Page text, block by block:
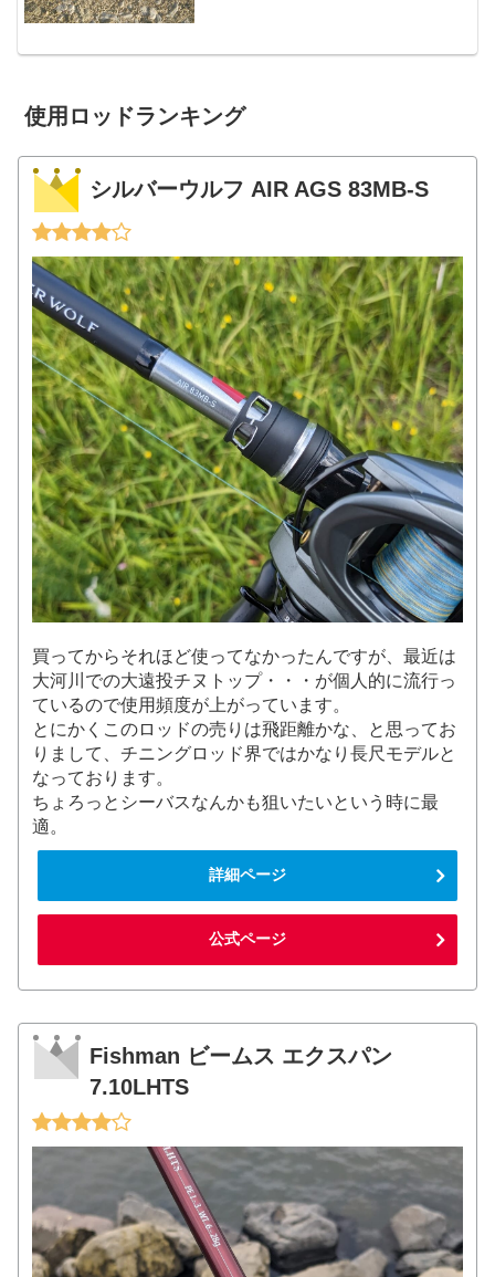
海が荒れてようと、海は穏やか...
使用ロッドランキング
シルバーウルフ AIR AGS 83MB-S
買ってからそれほど使ってなかったんですが、最近は
大河川での大遠投チヌトップ・・・が個人的に流行っ
ているので使用頻度が上がっています。
とにかくこのロッドの売りは飛距離かな、と思ってお
りまして、チニングロッド界ではかなり長尺モデルと
なっております。
ちょろっとシーバスなんかも狙いたいという時に最
適。
詳細ページ
公式ページ
Fishman ビームス エクスパン
7.10LHTS